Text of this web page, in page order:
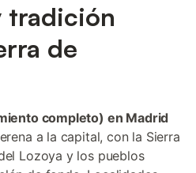
tradición
de
completo) en Madrid
a la capital, con la Sierra
Lozoya y los pueblos